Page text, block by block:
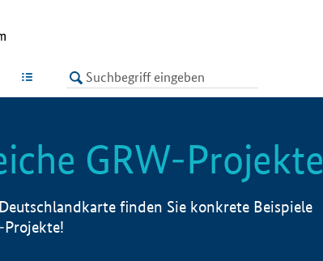
LISTE
GRW-Projekte
finden Sie konkrete Beispiele